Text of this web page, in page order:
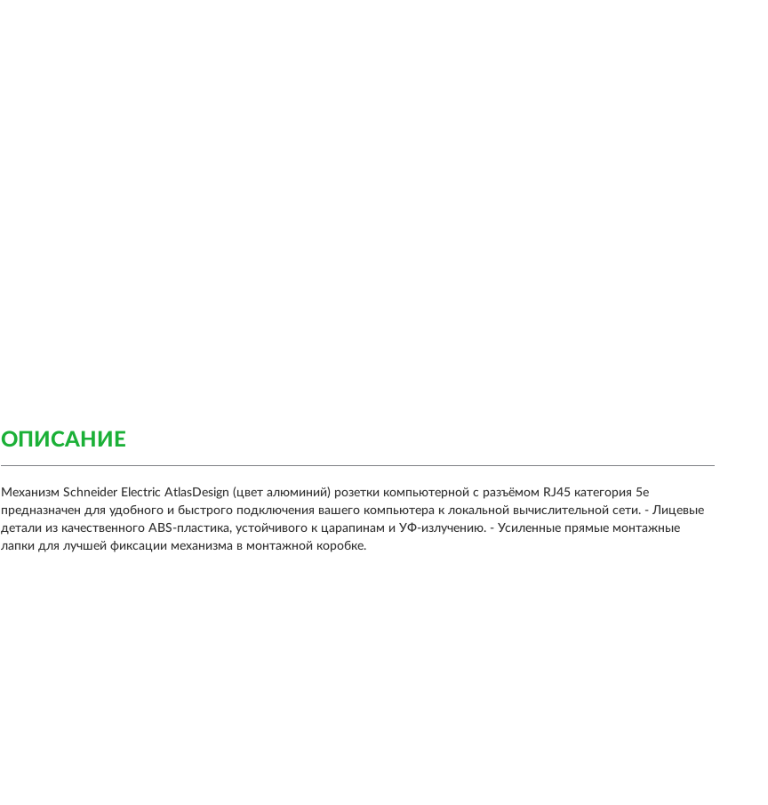
ОПИСАНИЕ
Механизм Schneider Electric AtlasDesign (цвет алюминий) розетки компьютерной с разъёмом RJ45 категория 5е
предназначен для удобного и быстрого подключения вашего компьютера к локальной вычислительной сети. - Лицевые
детали из качественного ABS-пластика, устойчивого к царапинам и УФ-излучению. - Усиленные прямые монтажные
лапки для лучшей фиксации механизма в монтажной коробке.